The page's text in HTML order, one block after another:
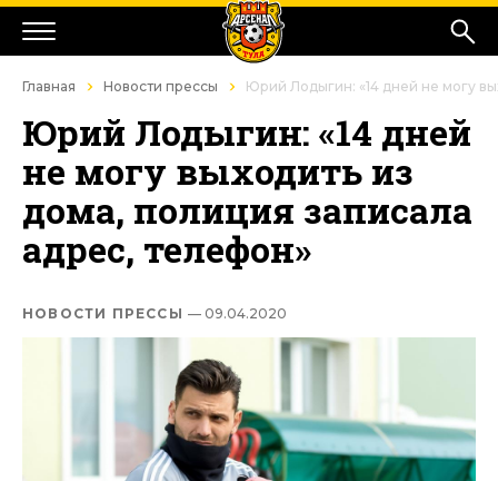
Главная Новости прессы Юрий Лодыгин: «14 дней не могу
Юрий Лодыгин: «14 дней
не могу выходить из
дома, полиция записала
адрес, телефон»
НОВОСТИ ПРЕССЫ — 09.04.2020